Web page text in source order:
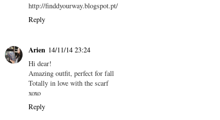
http://finddyourway.blogspot.pt/
Reply
Arien 14/11/14 23:24
Hi dear!
Amazing outfit, perfect for fall
Totally in love with the scarf
xoxo
Reply